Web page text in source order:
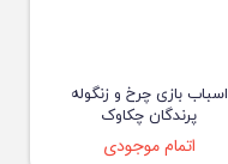
اسباب بازی چرخ و زنگوله
پرندگان چکاوک
اتمام موجودی